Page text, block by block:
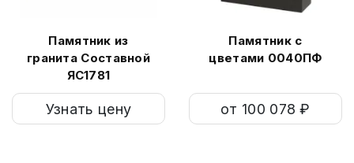
Памятник из
гранита Составной
ЯС1781
Узнать цену
Памятник с
цветами 0040ПФ
от 100 078 ₽